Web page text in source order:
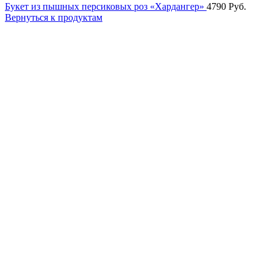
Букет из пышных персиковых роз «Хардангер» 4790 Руб.
Вернуться к продуктам